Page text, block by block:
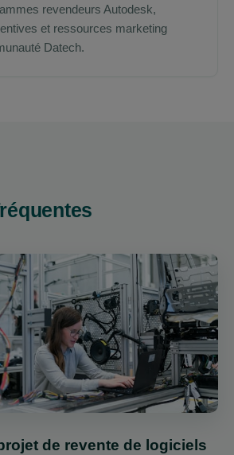
revendeurs Autodesk,
et ressources marketing
Datech.
de revente de logiciels